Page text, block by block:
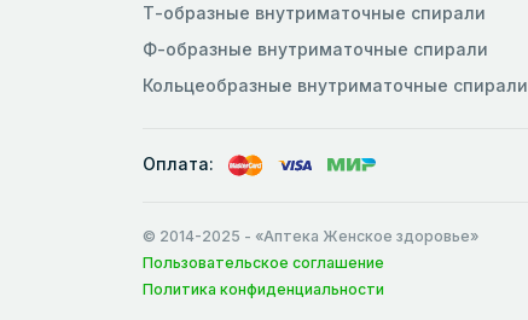
Т-образные внутриматочные спирали
Ф-образные внутриматочные спирали
Кольцеобразные внутриматочные спирали
Оплата:
© 2014-2025 - «Аптека Женское здоровье»
Пользовательское соглашение
Политика конфиденциальности